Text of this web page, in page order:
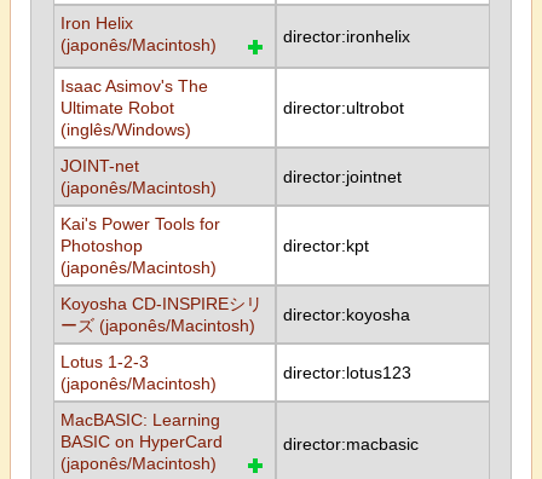
Iron Helix
(japonês/Macintosh)
director:ironhelix
Isaac Asimov's The
Ultimate Robot
(inglês/Windows)
director:ultrobot
JOINT-net
(japonês/Macintosh)
director:jointnet
Kai's Power Tools for
Photoshop
(japonês/Macintosh)
director:kpt
Koyosha CD-INSPIREシリ
ーズ (japonês/Macintosh)
director:koyosha
Lotus 1-2-3
(japonês/Macintosh)
director:lotus123
MacBASIC: Learning
BASIC on HyperCard
(japonês/Macintosh)
director:macbasic